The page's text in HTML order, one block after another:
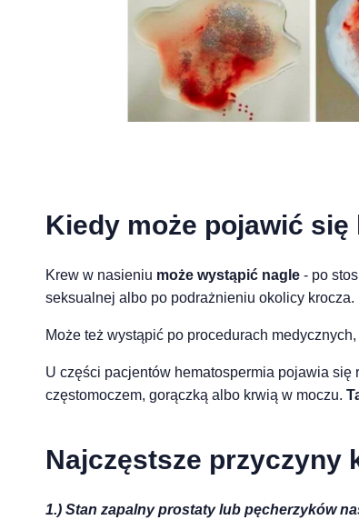
Kiedy może pojawić
Krew w nasieniu może wystąpić nagle - po
seksualnej albo po podrażnieniu okolicy krocza.
Może też wystąpić po procedurach
U części pacjentów hematospermia pojawia się
częstomoczem, gorączką albo krwią w moczu.
Najczęstsze przyczyny
1.) Stan zapalny prostaty lub pęcherzyków